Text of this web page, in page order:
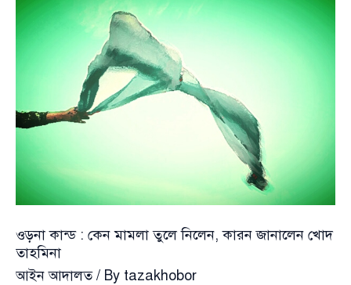
বাসায়
আদায়,
৪
ওড়না কান্ড : কেন মামলা তুলে নিলেন, কারন জানালেন খোদ
তাহমিনা
আইন আদালত/ By tazakhobor